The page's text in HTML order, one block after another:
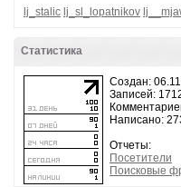
lj_stalic lj_sl_lopatnikov
Статистика
Создан:
Записей:
Написано:
Отчеты:
Посетители
Поисковые